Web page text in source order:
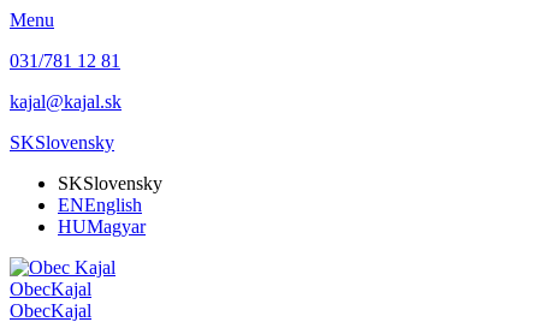
Menu
031/781 12 81
kajal@kajal.sk
SKSlovensky
SKSlovensky
ENEnglish
HUMagyar
ObecKajal
ObecKajal